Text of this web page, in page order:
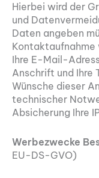
Hierbei wird der
und
Daten angeben
Kontaktaufnahme
Ihre E-Mail-
Anschrift und Ihre
Wünsche dieser
technischer
Absicherung Ihre
Werbezwecke
EU-DS-GVO)